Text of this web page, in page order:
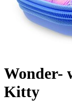
Wonder-
Kitty